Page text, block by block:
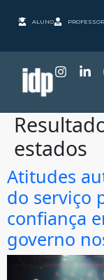
ALUNO PROFESSOR
estados
Atitudes
do serviço
confiança
governo